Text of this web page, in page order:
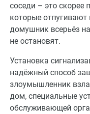
соседи – это скорее
которые
домушник всерьёз
не остановят.
Установка
надёжный способ
злоумышленник
дом, специальные
обслуживающей